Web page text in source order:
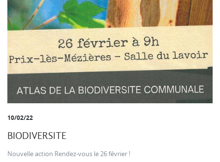
10/02/22
BIODIVERSITE
Nouvelle action Rendez-vous le 26 février !